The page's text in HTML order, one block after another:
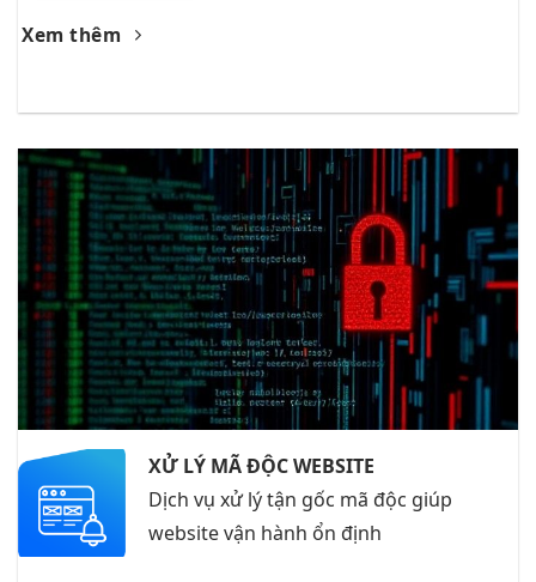
Xem thêm
XỬ LÝ MÃ ĐỘC WEBSITE
Dịch vụ xử lý tận gốc mã độc giúp
website vận hành ổn định